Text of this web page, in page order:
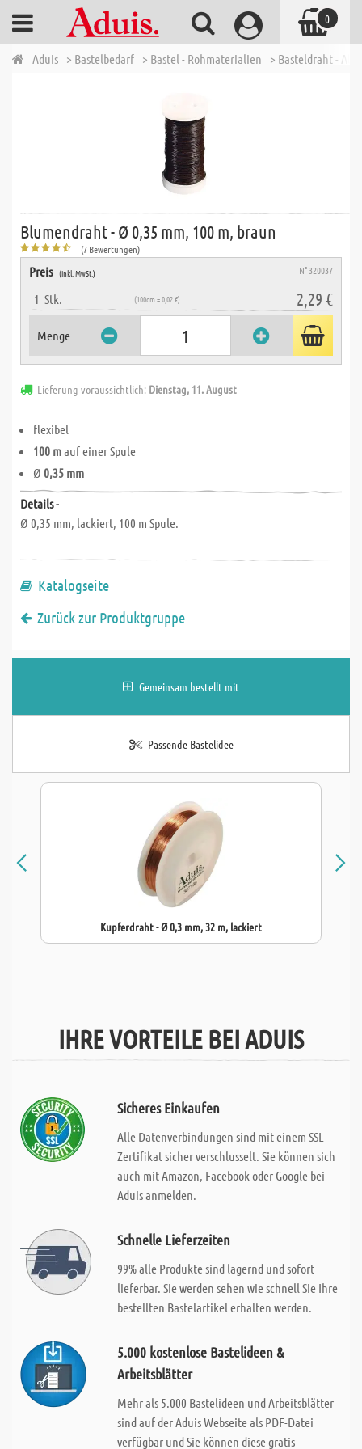
Aduis > Bastelbedarf > Bastel - Rohmaterialien > Basteldraht -
Blumendraht - Ø 0,35 mm, 100 m, braun
(7 Bewertungen)
Preis (inkl. MwSt.) N° 320037
1 Stk. (100cm = 0,02 €) 2,29 €
Menge
Lieferung voraussichtlich: Dienstag, 11. August
flexibel
100 mauf einer Spule
Ø 0,35 mm
Details -
Ø 0,35 mm, lackiert, 100 m Spule.
Katalogseite
Zurück zur Produktgruppe
Gemeinsam bestellt mit
Passende Bastelidee
Kupferdraht - Ø 0,3 mm, 32 m, lackiert
IHRE VORTEILE BEI ADUIS
Sicheres Einkaufen
Alle Datenverbindungen sind mit einem SSL -
Zertifikat sicher verschlusselt. Sie können sich
auch mit Amazon, Facebook oder Google bei
Aduis anmelden.
Schnelle Lieferzeiten
99% alle Produkte sind lagernd und sofort
lieferbar. Sie werden sehen wie schnell Sie Ihre
bestellten Bastelartikel erhalten werden.
5.000 kostenlose Bastelideen &
Arbeitsblätter
Mehr als 5.000 Bastelideen und Arbeitsblätter
sind auf der Aduis Webseite als PDF-Datei
verfügbar und Sie können diese gratis
0